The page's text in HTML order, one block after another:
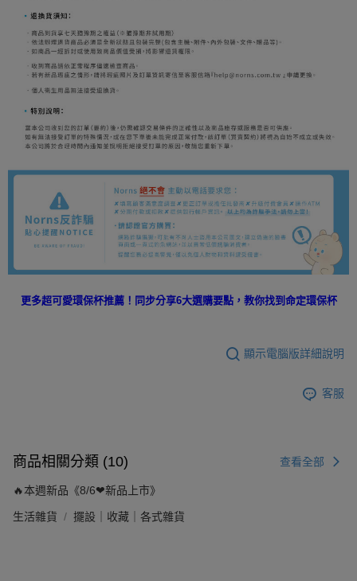
更多超可愛環保杯推薦！同步分享6大選購要點，教你找到命定環保杯
顯示電腦版詳細說明
客服
商品相關分類 (10) 查看全部
🔥本週新品《8/6❤新品上市》
生活雜貨 擺設｜收藏｜各式雜貨